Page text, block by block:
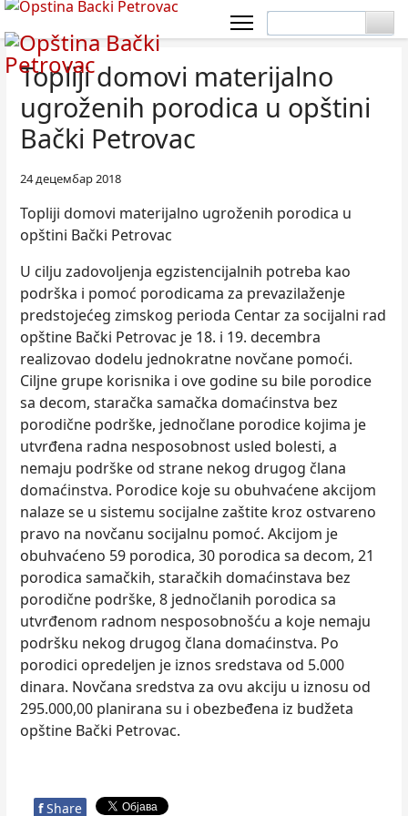
Topliji domovi materijalno
ugroženih porodica u opštini
Bački Petrovac
24 децембар 2018
Topliji domovi materijalno ugroženih porodica u
opštini Bački Petrovac
U cilјu zadovolјenja egzistencijalnih potreba kao
podrška i pomoć porodicama za prevazilaženje
predstojećeg zimskog perioda Centar za socijalni rad
opštine Bački Petrovac je 18. i 19. decembra
realizovao dodelu jednokratne novčane pomoći.
Cilјne grupe korisnika i ove godine su bile porodice
sa decom, staračka samačka domaćinstva bez
porodične podrške, jednočlane porodice kojima je
utvrđena radna nesposobnost usled bolesti, a
nemaju podrške od strane nekog drugog člana
domaćinstva. Porodice koje su obuhvaćene akcijom
nalaze se u sistemu socijalne zaštite kroz ostvareno
pravo na novčanu socijalnu pomoć. Akcijom je
obuhvaćeno 59 porodica, 30 porodica sa decom, 21
porodica samačkih, staračkih domaćinstava bez
porodične podrške, 8 jednočlanih porodica sa
utvrđenom radnom nesposobnošću a koje nemaju
podršku nekog drugog člana domaćinstva. Po
porodici opredelјen je iznos sredstava od 5.000
dinara. Novčana sredstva za ovu akciju u iznosu od
295.000,00 planirana su i obezbeđena iz budžeta
opštine Bački Petrovac.
f Share